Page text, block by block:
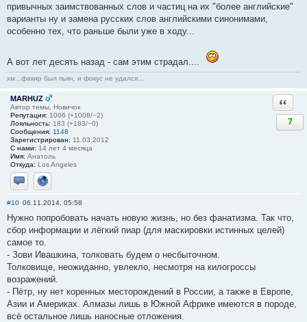
привычных заимствованных слов и частиц на их "более английские"
варианты ну и замена русских слов английскими синонимами,
особенно тех, что раньше были уже в ходу...
А вот лет десять назад - сам этим страдал....
хм...факир был пьян, и фокус не удался...
MARHUZ
Автор темы, Новичок
Репутация: 1006 (+1008/−2)
Лояльность: 183 (+183/−0)
Сообщения: 1148
Зарегистрирован: 11.03.2012
С нами: 14 лет 4 месяца
Имя: Анатоль
Откуда: Los Angeles
Отправить личное сообщение
Сайт
7
#10 06.11.2014, 05:58
Нужно попробовать начать новую жизнь, но без фанатизма. Так что,
сбор информации и лёгкий пиар (для маскировки истинных целей)
самое то.
- Зови Ивашкина, толковать будем о несбыточном.
Толковище, неожиданно, увлекло, несмотря на килогроссы
возражений.
- Пётр, ну нет коренных месторождений в России, а также в Европе,
Азии и Америках. Алмазы лишь в Южной Африке имеются в породе,
всё остальное лишь наносные отложения.